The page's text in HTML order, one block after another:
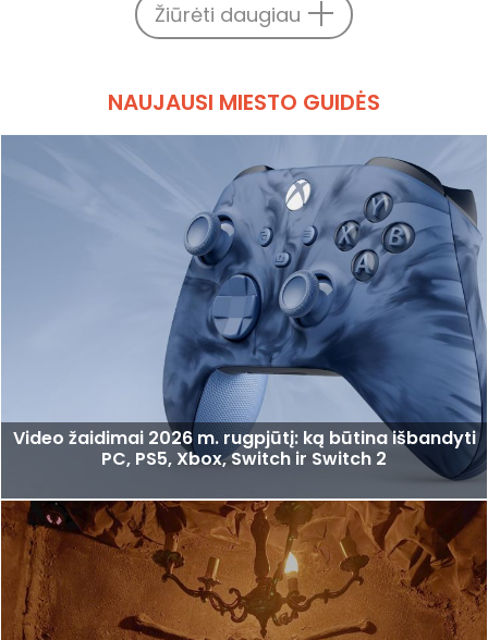
Žiūrėti daugiau
NAUJAUSI MIESTO GUIDĖS
Video žaidimai 2026 m. rugpjūtį: ką būtina išbandyti
PC, PS5, Xbox, Switch ir Switch 2